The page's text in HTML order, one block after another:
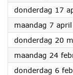
donderdag 17
maandag 7 april
donderdag 20
maandag 24
donderdag 6